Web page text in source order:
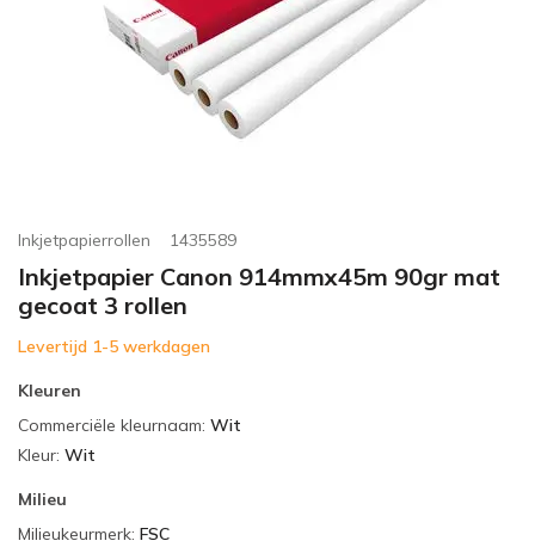
Inkjetpapierrollen 1435589
Inkjetpapier Canon 914mmx45m 90gr mat
gecoat 3 rollen
Levertijd 1-5 werkdagen
Kleuren
Commerciële kleurnaam: Wit
Kleur: Wit
Milieu
Milieukeurmerk: FSC